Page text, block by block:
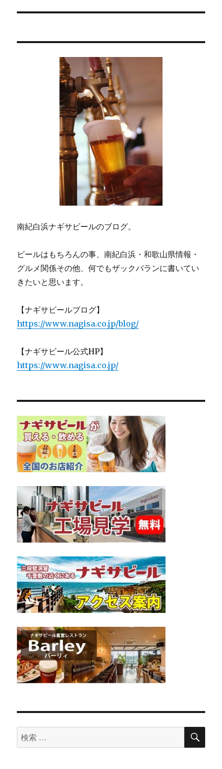
シ
稿:
南紀白浜ナギサビールのブログ。
ビールはもちろんの事、南紀白浜・和歌山県情報・
グルメ関係その他、何でもザックバランに書いてい
きたいと思います。
【ナギサビールブログ】
https://www.nagisa.co.jp/blog/
【ナギサビール公式HP】
https://www.nagisa.co.jp/
検
索
検